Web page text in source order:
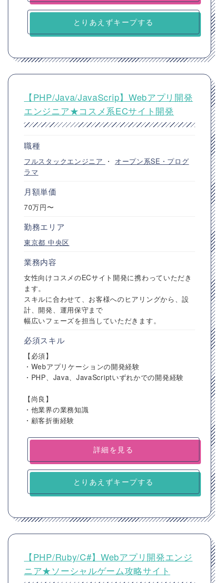
とりあえずキープする
【PHP/Java/JavaScrip】Webアプリ開発
エンジニア★コスメ系ECサイト開発
職種
フルスタックエンジニア ・ オープン系SE・プログ
ラマ
月額単価
70万円〜
勤務エリア
東京都 中央区
業務内容
女性向けコスメのECサイト開発に携わっていただき
ます。
スキルに合わせて、お客様へのヒアリングから、設
計、開発、運用保守まで
幅広いフェーズを担当していただきます。
必須スキル
【必須】
・Webアプリケーションの開発経験
・PHP、Java、JavaScriptいずれかでの開発経験
【尚良】
・他業界の業務知識
・顧客折衝経験
詳細を見る
とりあえずキープする
【PHP/Ruby/C#】Webアプリ開発エンジ
ニア★ソーシャルゲーム攻略サイト